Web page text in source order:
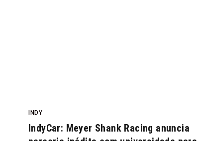
INDY
IndyCar: Meyer Shank Racing anuncia